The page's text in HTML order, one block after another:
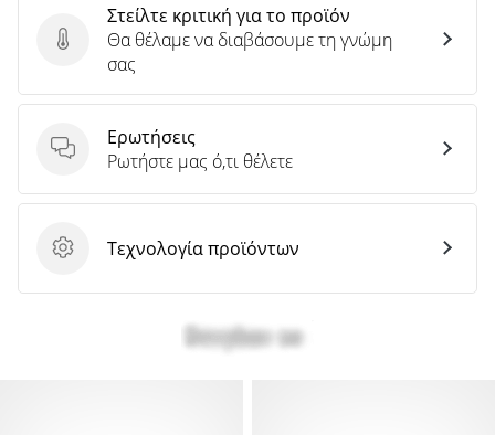
Στείλτε κριτική για το προϊόν
Στείλτε κριτική για το προϊόν
Θα θέλαμε να διαβάσουμε τη γνώμη
σας
Ερωτήσεις
Ερωτήσεις
Ρωτήστε μας ό,τι θέλετε
Τεχνολογία προϊόντων
Τεχνολογία προϊόντων